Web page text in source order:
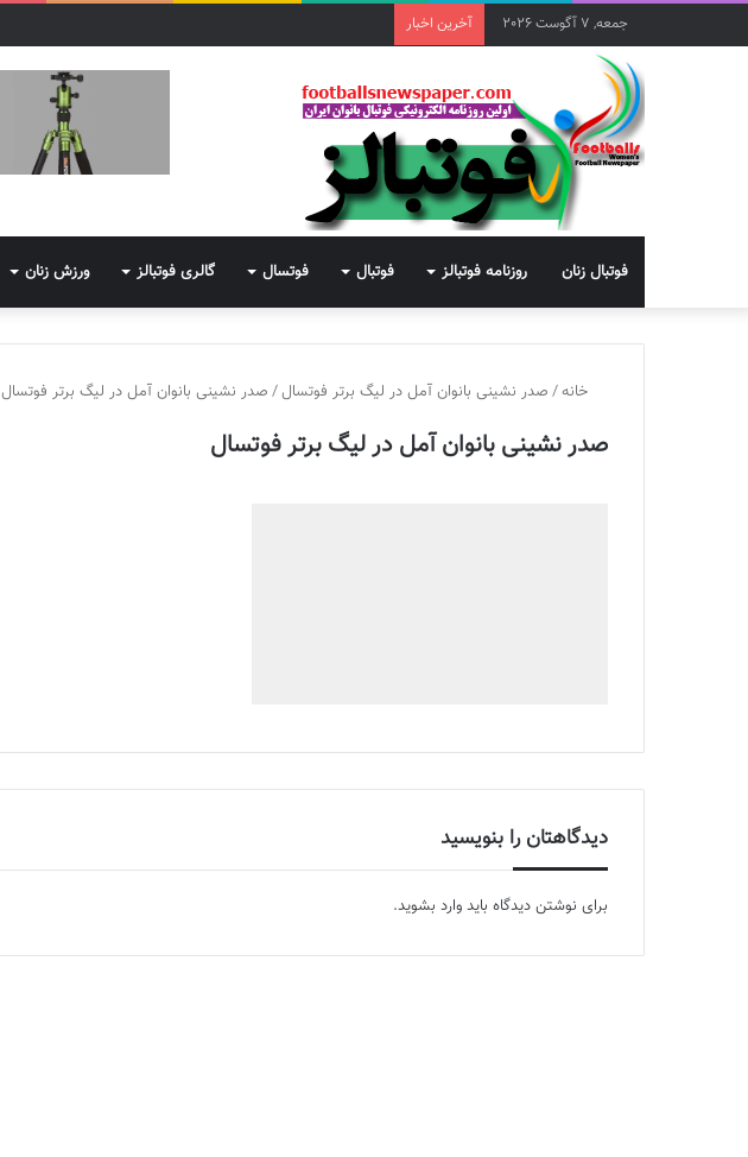
جمعه, 7 آگوست 2026 آخرین اخبار
فوتبال زنان روزنامه فوتبالز فوتبال فوتسال گالری فوتبالز ورزش زنان
خانه/ صدر نشینی بانوان آمل در لیگ برتر فوتسال/ صدر نشینی بانوان آمل در لیگ برتر فوتسال
صدر نشینی بانوان آمل در لیگ برتر فوتسال
دیدگاهتان را بنویسید
برای نوشتن دیدگاه باید وارد بشوید.